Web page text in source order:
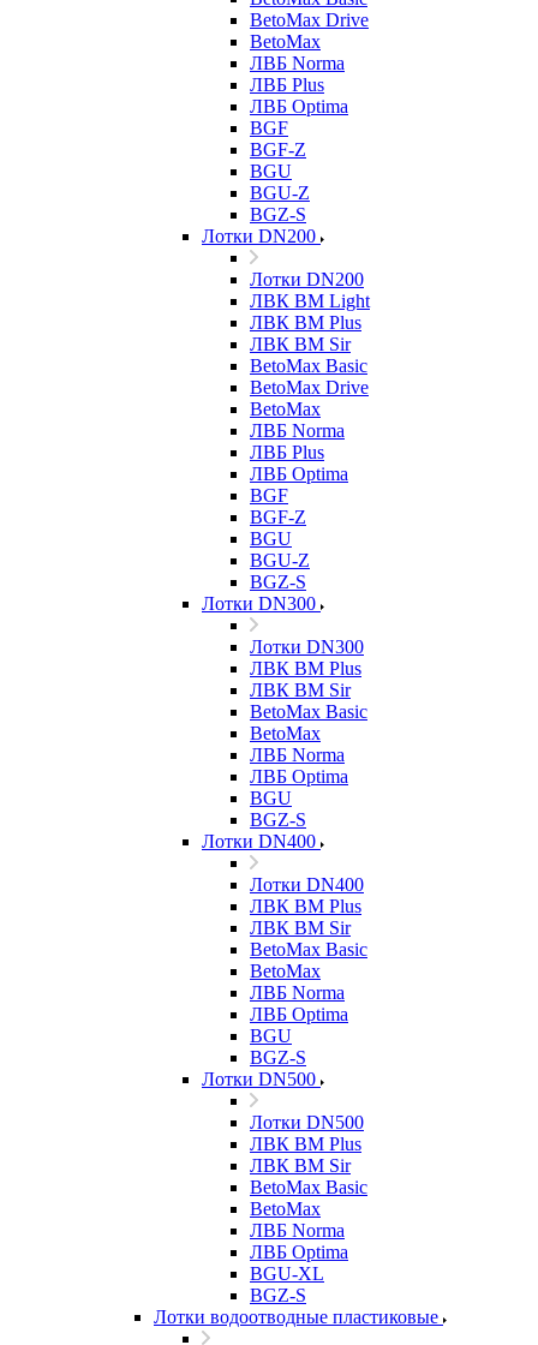
BetoMax Drive
BetoMax
ЛВБ Norma
ЛВБ Plus
ЛВБ Optima
BGF
BGF-Z
BGU
BGU-Z
BGZ-S
Лотки DN200
Лотки DN200
ЛВК ВМ Light
ЛВК ВМ Plus
ЛВК ВМ Sir
BetoMax Basic
BetoMax Drive
BetoMax
ЛВБ Norma
ЛВБ Plus
ЛВБ Optima
BGF
BGF-Z
BGU
BGU-Z
BGZ-S
Лотки DN300
Лотки DN300
ЛВК ВМ Plus
ЛВК ВМ Sir
BetoMax Basic
BetoMax
ЛВБ Norma
ЛВБ Optima
BGU
BGZ-S
Лотки DN400
Лотки DN400
ЛВК ВМ Plus
ЛВК ВМ Sir
BetoMax Basic
BetoMax
ЛВБ Norma
ЛВБ Optima
BGU
BGZ-S
Лотки DN500
Лотки DN500
ЛВК ВМ Plus
ЛВК ВМ Sir
BetoMax Basic
BetoMax
ЛВБ Norma
ЛВБ Optima
BGU-XL
BGZ-S
Лотки водоотводные пластиковые